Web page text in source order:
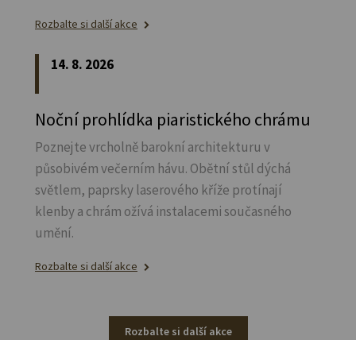
Rozbalte si další akce
14. 8. 2026
Noční prohlídka piaristického chrámu
Poznejte vrcholně barokní architekturu v
působivém večerním hávu. Obětní stůl dýchá
světlem, paprsky laserového kříže protínají
klenby a chrám ožívá instalacemi současného
umění.
Rozbalte si další akce
Rozbalte si další akce